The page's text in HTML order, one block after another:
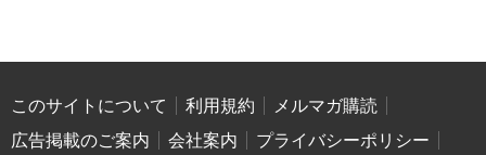
このサイトについて 利用規約
メルマガ購読
広告掲載のご案内
会社案内
プライバシーポリシー